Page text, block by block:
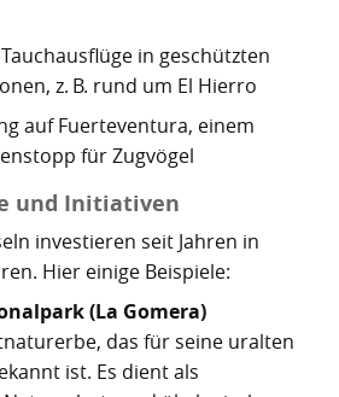
in geschützten
z. B. rund um El Hierro
auf Fuerteventura, einem
für Zugvögel
und Initiativen
investieren seit Jahren in
Hier einige Beispiele:
(La Gomera)
das für seine uralten
ist. Es dient als